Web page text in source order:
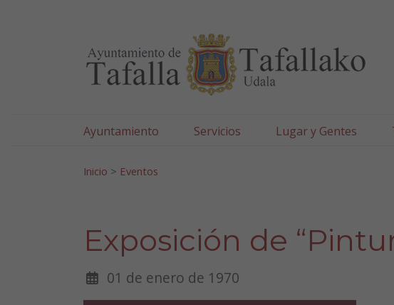
Ayuntamiento Servicios Lugar y Gentes
Inicio > Eventos
Exposición de
01 de enero de 1970